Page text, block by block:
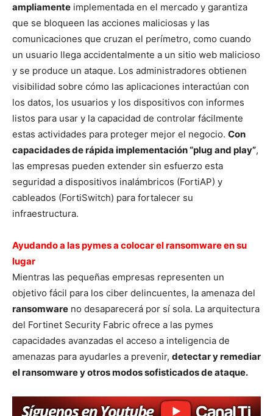
ampliamente implementada en el mercado y garantiza
que se bloqueen las acciones maliciosas y las
comunicaciones que cruzan el perímetro, como cuando
un usuario llega accidentalmente a un sitio web malicioso
y se produce un ataque. Los administradores obtienen
visibilidad sobre cómo las aplicaciones interactúan con
los datos, los usuarios y los dispositivos con informes
listos para usar y la capacidad de controlar fácilmente
estas actividades para proteger mejor el negocio. Con
capacidades de rápida implementación “plug and play”,
las empresas pueden extender sin esfuerzo esta
seguridad a dispositivos inalámbricos (FortiAP) y
cableados (FortiSwitch) para fortalecer su
infraestructura.
Ayudando a las pymes a colocar el ransomware en su
lugar
Mientras las pequeñas empresas representen un
objetivo fácil para los ciber delincuentes, la amenaza del
ransomware no desaparecerá por sí sola. La arquitectura
del Fortinet Security Fabric ofrece a las pymes
capacidades avanzadas el acceso a inteligencia de
amenazas para ayudarles a prevenir, detectar y remediar
el ransomware y otros modos sofisticados de ataque.